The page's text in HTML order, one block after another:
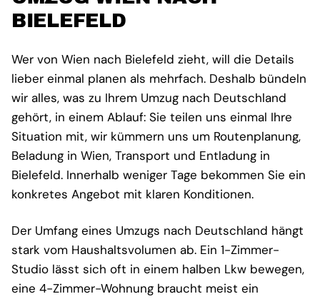
BIELEFELD
Wer von Wien nach Bielefeld zieht, will die Details
lieber einmal planen als mehrfach. Deshalb bündeln
wir alles, was zu Ihrem Umzug nach Deutschland
gehört, in einem Ablauf: Sie teilen uns einmal Ihre
Situation mit, wir kümmern uns um Routenplanung,
Beladung in Wien, Transport und Entladung in
Bielefeld. Innerhalb weniger Tage bekommen Sie ein
konkretes Angebot mit klaren Konditionen.
Der Umfang eines Umzugs nach Deutschland hängt
stark vom Haushaltsvolumen ab. Ein 1-Zimmer-
Studio lässt sich oft in einem halben Lkw bewegen,
eine 4-Zimmer-Wohnung braucht meist ein